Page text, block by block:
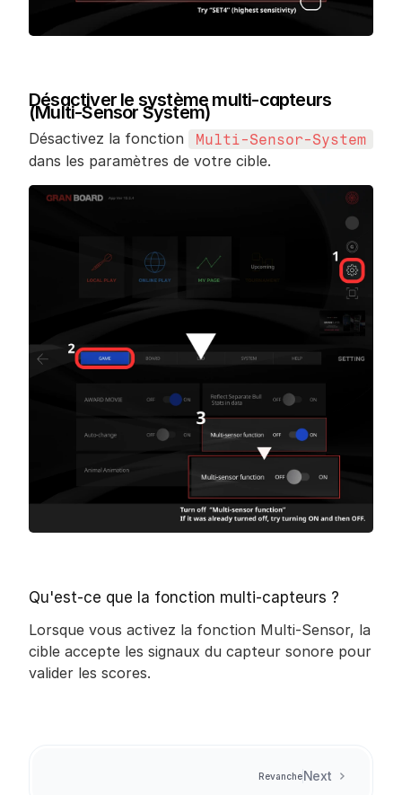
Désactiver le système multi-capteurs
(Multi-Sensor System)
Désactivez la fonction Multi-Sensor-System
dans les paramètres de votre cible.
Qu'est-ce que la fonction multi-capteurs ?
Lorsque vous activez la fonction Multi-Sensor, la
cible accepte les signaux du capteur sonore pour
valider les scores.
Next
Revanche